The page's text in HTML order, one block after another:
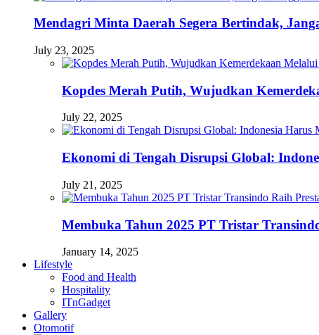
Mendagri Minta Daerah Segera Bertindak,
July 23, 2025
Kopdes Merah Putih, Wujudkan
July 22, 2025
Ekonomi di Tengah Disrupsi Global:
July 21, 2025
Membuka Tahun 2025 PT Tristar
January 14, 2025
Lifestyle
Food and Health
Hospitality
ITnGadget
Gallery
Otomotif